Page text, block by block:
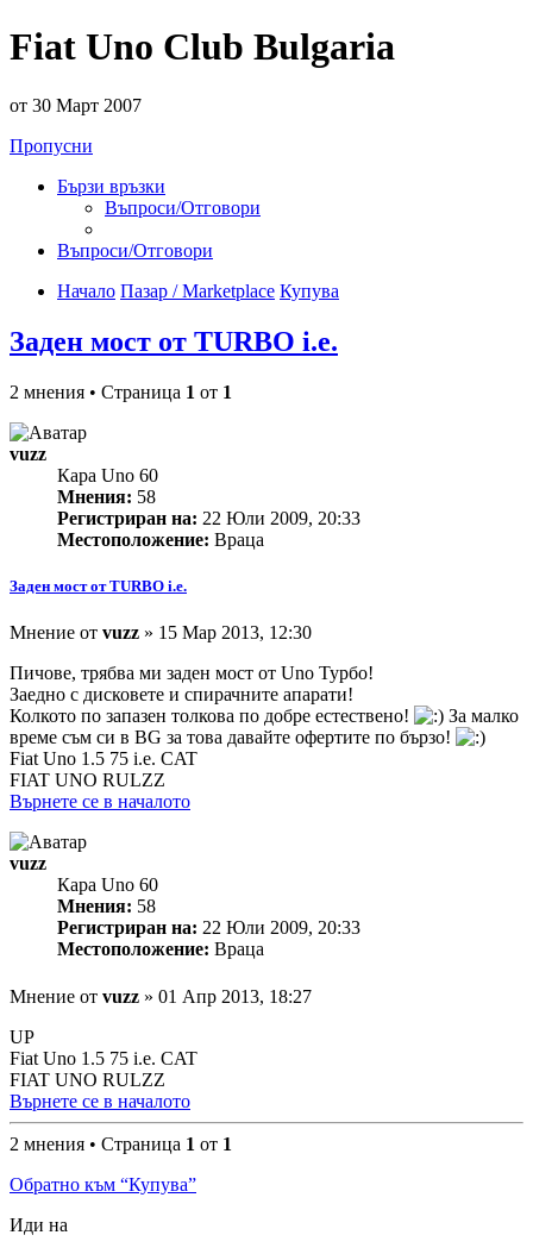
Fiat Uno Club Bulgaria
от 30 Март 2007
Пропусни
Бързи връзки
Въпроси/Отговори
Въпроси/Отговори
Начало Пазар / Marketplace Купува
Заден мост от TURBO i.e.
2 мнения • Страница 1 от 1
vuzz
Кара Uno 60
Мнения: 58
Регистриран на: 22 Юли 2009, 20:33
Местоположение: Враца
Заден мост от TURBO i.e.
Мнение от vuzz » 15 Мар 2013, 12:30
Пичове, трябва ми заден мост от Uno Турбо!
Заедно с дисковете и спирачните апарати!
Колкото по запазен толкова по добре естествено!
За малко
време съм си в BG за това давайте офертите по бързо!
Fiat Uno 1.5 75 i.e. CAT
FIAT UNO RULZZ
Върнете се в началото
vuzz
Кара Uno 60
Мнения: 58
Регистриран на: 22 Юли 2009, 20:33
Местоположение: Враца
Мнение от vuzz » 01 Апр 2013, 18:27
UP
Fiat Uno 1.5 75 i.e. CAT
FIAT UNO RULZZ
Върнете се в началото
2 мнения • Страница 1 от 1
Обратно към “Купува”
Иди на